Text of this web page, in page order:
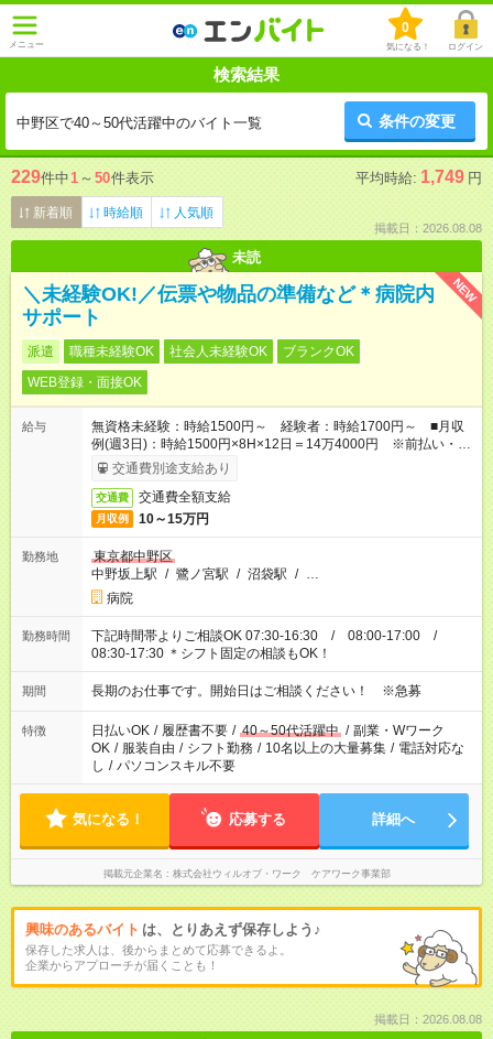
メニュー
0
気になる！ ログイン
検索結果
中野区で40～50代活躍中のバイト一覧 条件の変更
229件中1 ～ 50件表示 平均時給: 1,749 円
新着順 時給順 人気順
掲載日：2026.08.08
未読
NEW
＼未経験OK!／伝票や物品の準備など＊病院内
サポート
派遣 職種未経験OK 社会人未経験OK
ブランクOK
WEB登録・面接OK
給与
無資格未経験：時給1500円～ 経験者：時給1700円～ ■月収
例(週3日)：時給1500円×8H×12日＝14万4000円 ※前払い・日
払い・週払いOK
交通費別途支給あり
交通費 交通費全額支給
月収例 10～15万円
勤務地
東京都中野区
中野坂上駅 / 鷺ノ宮駅 / 沼袋駅 / …
病院
勤務時間
下記時間帯よりご相談OK 07:30-16:30 / 08:00-17:00 /
08:30-17:30 ＊シフト固定の相談もOK！
期間 長期のお仕事です。開始日はご相談ください！ ※急募
特徴 日払いOK / 履歴書不要 / 40～50代活躍中 / 副業・Wワーク
OK / 服装自由 / シフト勤務 / 10名以上の大量募集 / 電話対応な
し / パソコンスキル不要
気になる！ 応募する 詳細へ
掲載元企業名 株式会社ウィルオブ・ワーク ケアワーク事業部
興味のあるバイト は、とりあえず保存しよう♪
保存した求人は、後からまとめて応募できるよ。
企業からアプローチが届くことも！
掲載日：2026.08.08